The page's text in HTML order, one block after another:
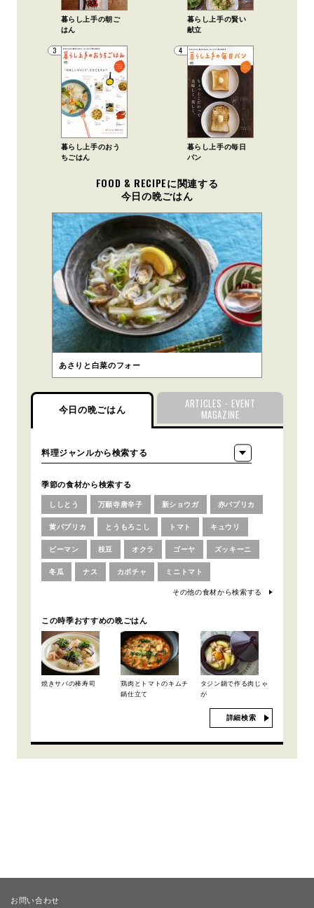
暮らし上手の朝ご
はん
暮らし上手の賢い
献立
3
暮らし上手のおう
ちごはん
4
暮らし上手の毎日
パン
FOOD & RECIPEに関連する
今日の晩ごはん
あさりと白菜のフォー
今日の晩ごはん
ARTICLES・EVENT
MAGAZINE
季節の食材から検索する
ししとう 万願寺唐辛子 新ショウガ 赤パプリカ
黄パプリカ とうもろこし トマト キュウリ
ピーマン 枝豆 オクラ ゴーヤ ズッキーニ
冬瓜 ナス カボチャ ミニトマト
その他の食材から検索する
この時季おすすめの晩ごはん
焼きサバの棒寿司
鶏肉とトマトのキムチ
鍋仕立て
タジン鍋で作る肉じゃ
が
詳細検索
お問い合わせ